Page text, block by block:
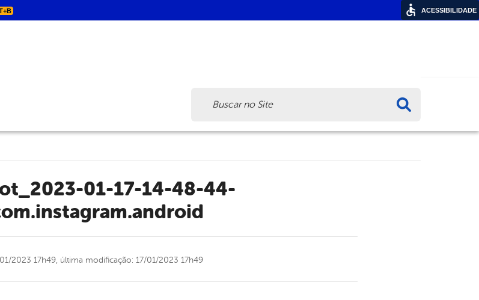
2023 17h49, última modificação: 17/01/2023 17h49
ACESSIBILIDADE